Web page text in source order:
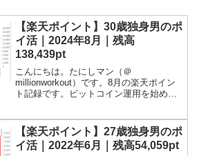
【楽天ポイント】30歳独身男のポ
イ活｜2024年8月｜残高
138,439pt
こんにちは。たにしマン（＠
millionworkout）です。8月の楽天ポイン
ト記録です。ビットコイン運用を始めま
す。世の中には様々なポイントがありま
すが、私が活用...
【楽天ポイント】27歳独身男のポ
イ活｜2022年6月｜残高54,059pt